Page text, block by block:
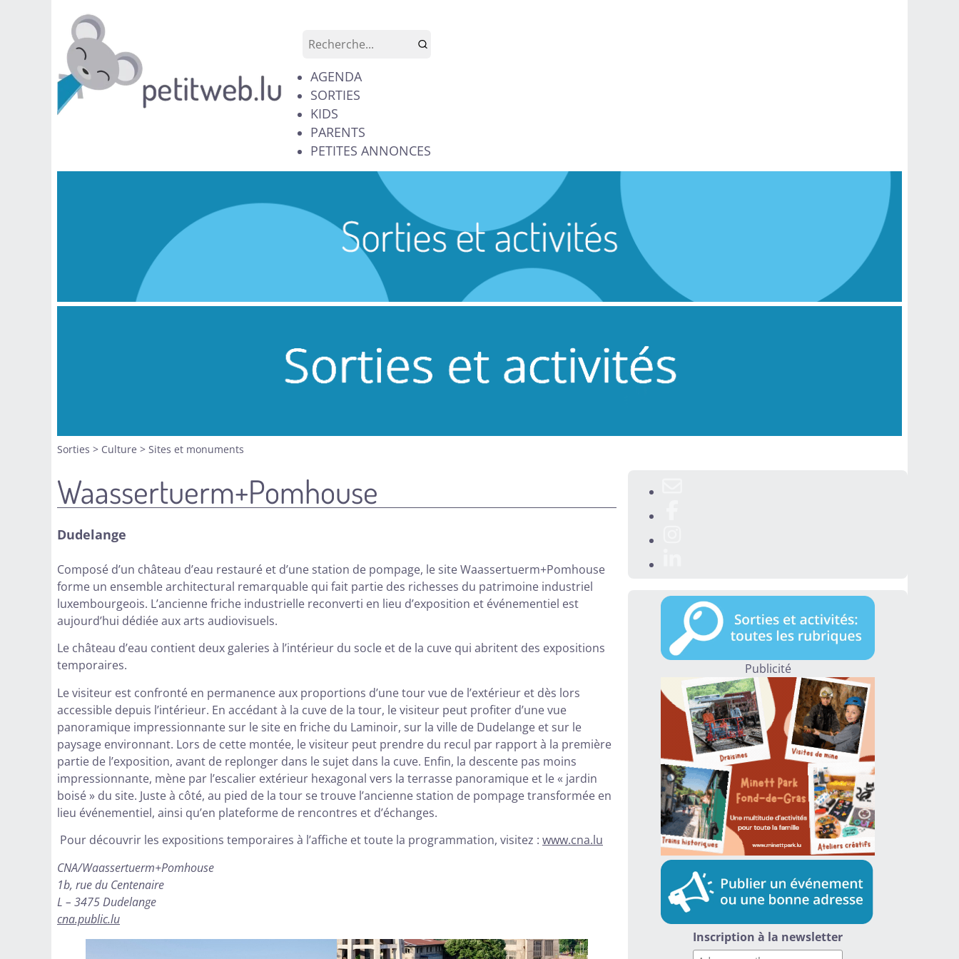
AGENDA
SORTIES
KIDS
PARENTS
PETITES ANNONCES
Sorties > Culture > Sites et monuments
Waassertuerm+Pomhouse
Dudelange
Composé d’un château d’eau restauré et d’une station de pompage, le site Waassertuerm+Pomhouse
forme un ensemble architectural remarquable qui fait partie des richesses du patrimoine industriel
luxembourgeois. L’ancienne friche industrielle reconverti en lieu d’exposition et événementiel est
aujourd’hui dédiée aux arts audiovisuels.
Le château d’eau contient deux galeries à l’intérieur du socle et de la cuve qui abritent des expositions
temporaires.
Le visiteur est confronté en permanence aux proportions d’une tour vue de l’extérieur et dès lors
accessible depuis l’intérieur. En accédant à la cuve de la tour, le visiteur peut profiter d’une vue
panoramique impressionnante sur le site en friche du Laminoir, sur la ville de Dudelange et sur le
paysage environnant. Lors de cette montée, le visiteur peut prendre du recul par rapport à la première
partie de l’exposition, avant de replonger dans le sujet dans la cuve. Enfin, la descente pas moins
impressionnante, mène par l’escalier extérieur hexagonal vers la terrasse panoramique et le « jardin
boisé » du site. Juste à côté, au pied de la tour se trouve l’ancienne station de pompage transformée en
lieu événementiel, ainsi qu’en plateforme de rencontres et d’échanges.
Pour découvrir les expositions temporaires à l’affiche et toute la programmation, visitez : www.cna.lu
CNA/Waassertuerm+Pomhouse
1b, rue du Centenaire
L – 3475 Dudelange
cna.public.lu
Publicité
Inscription à la newsletter